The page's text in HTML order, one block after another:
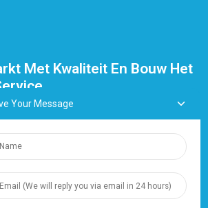
Met Kwaliteit En Bouw Het
vragen
ons op
Your Message